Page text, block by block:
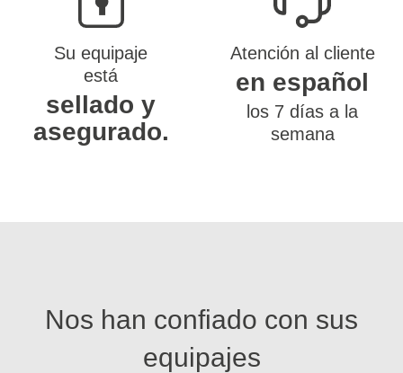
Su equipaje
está
sellado y
asegurado.
Atención al cliente
en español
los 7 días a la
semana
Nos han confiado con sus
equipajes